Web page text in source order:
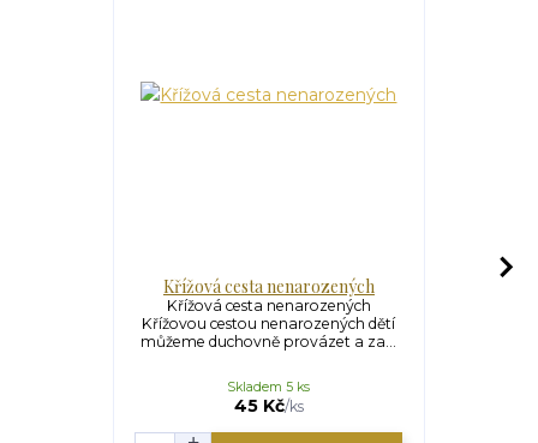
Křížová cesta nenarozených
Křížová cesta nenarozených
Křížovou cestou nenarozených dětí
můžeme duchovně provázet a za...
45 Kč/ks
Skladem 5 ks